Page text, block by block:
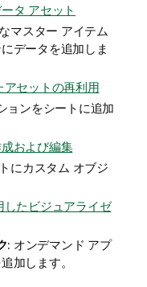
タ アセット
マスター アイテム
データを追加しま
セットの再利用
ョンをシートに追加
および編集
にカスタム オブジ
したビジュアライゼ
: オンデマンド アプ
加します。